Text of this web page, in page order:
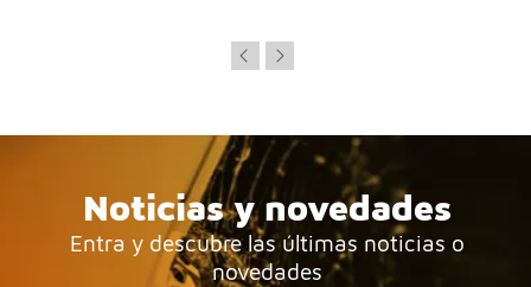
Noticias y novedades
Entra y descubre las últimas noticias o
novedades